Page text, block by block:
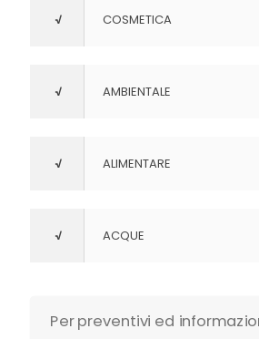
√ COSMETICA
√ AMBIENTALE
√ ALIMENTARE
√ ACQUE
Per preventivi ed